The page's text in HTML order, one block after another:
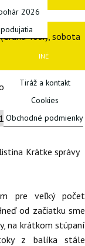
2026
INÉ
Tiráž a kontakt
Cookies
Obchodné podmienky
Tour), sobota
146
km
11 12 13 14 15
Krátke správy
pre veľký počet
od začiatku sme
na krátkom stúpaní
z balíka stále